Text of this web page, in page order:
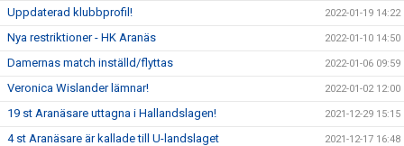
Uppdaterad klubbprofil! 2022-01-19 14:22
Nya restriktioner - HK Aranäs 2022-01-10 14:50
Damernas match inställd/flyttas 2022-01-06 09:59
Veronica Wislander lämnar! 2022-01-02 12:00
19 st Aranäsare uttagna i Hallandslagen! 2021-12-29 15:15
4 st Aranäsare är kallade till U-landslaget 2021-12-17 16:48